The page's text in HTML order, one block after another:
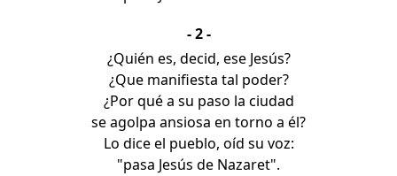
- 2 -
¿Quién es, decid, ese Jesús?
¿Que manifiesta tal poder?
¿Por qué a su paso la ciudad
se agolpa ansiosa en torno a él?
Lo dice el pueblo, oíd su voz:
"pasa Jesús de Nazaret".